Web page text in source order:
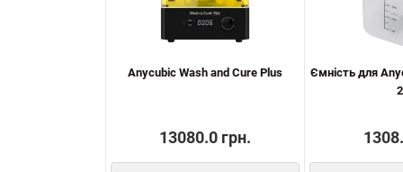
Anycubic Wash and Cure Plus
13080.0 грн.
Ємність для